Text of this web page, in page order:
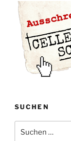
SUCHEN
Suche